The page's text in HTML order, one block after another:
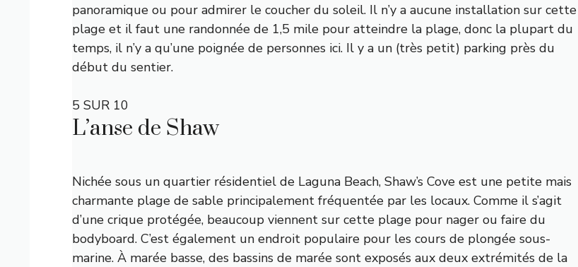
panoramique ou pour admirer le coucher du soleil. Il n’y a aucune installation sur cette
plage et il faut une randonnée de 1,5 mile pour atteindre la plage, donc la plupart du
temps, il n’y a qu’une poignée de personnes ici. Il y a un (très petit) parking près du
début du sentier.
5 SUR 10
L’anse de Shaw
Nichée sous un quartier résidentiel de Laguna Beach, Shaw’s Cove est une petite mais
charmante plage de sable principalement fréquentée par les locaux. Comme il s’agit
d’une crique protégée, beaucoup viennent sur cette plage pour nager ou faire du
bodyboard. C’est également un endroit populaire pour les cours de plongée sous-
marine. À marée basse, des bassins de marée sont exposés aux deux extrémités de la